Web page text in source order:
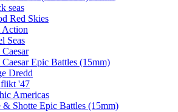
seas
Red Skies
Seas
Epic Battles (15mm)
Dredd
'47
Americas
& Shotte Epic Battles (15mm)